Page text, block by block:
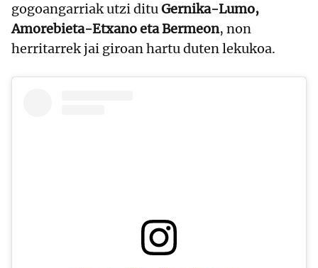
gogoangarriak utzi dituGernika-Lumo,
Amorebieta-Etxano eta Bermeon, non
herritarrek jai giroan hartu duten lekukoa.